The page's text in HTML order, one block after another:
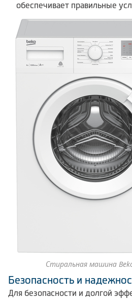
обеспечивает правильные
Стиральная машина
Безопасность и
Для безопасности и долгой